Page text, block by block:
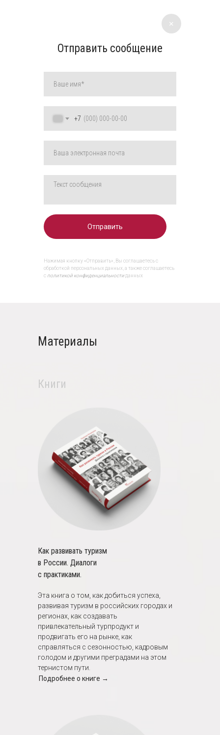
+7
Отправить
Нажимая кнопку «Отправить», Вы соглашаетесь с
обработкой персональных данных, а также соглашаетесь
с политикой конфиденциальности данных
Отправить сообщение
+
Материалы
Книги
Как развивать туризм
в России. Диалоги
с практиками.
Эта книга о том, как добиться успеха,
развивая туризм в российских городах и
регионах, как создавать
привлекательный турпродукт и
продвигать его на рынке, как
справляться с сезонностью, кадровым
голодом и другими преградами на этом
тернистом пути.
Подробнее о книге →